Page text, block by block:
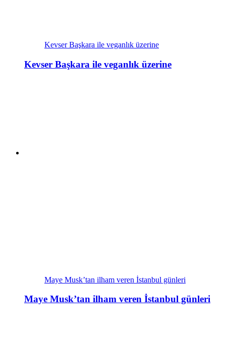
Kevser Başkara ile veganlık üzerine
Kevser Başkara ile veganlık üzerine
Maye Musk’tan ilham veren İstanbul günleri
Maye Musk’tan ilham veren İstanbul günleri